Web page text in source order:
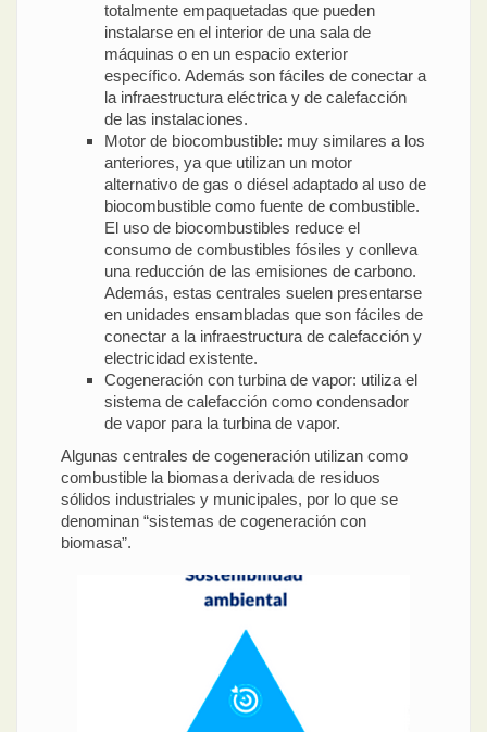
totalmente empaquetadas que pueden
instalarse en el interior de una sala de
máquinas o en un espacio exterior
específico. Además son fáciles de conectar a
la infraestructura eléctrica y de calefacción
de las instalaciones.
Motor de biocombustible: muy similares a los
anteriores, ya que utilizan un motor
alternativo de gas o diésel adaptado al uso de
biocombustible como fuente de combustible.
El uso de biocombustibles reduce el
consumo de combustibles fósiles y conlleva
una reducción de las emisiones de carbono.
Además, estas centrales suelen presentarse
en unidades ensambladas que son fáciles de
conectar a la infraestructura de calefacción y
electricidad existente.
Cogeneración con turbina de vapor: utiliza el
sistema de calefacción como condensador
de vapor para la turbina de vapor.
Algunas centrales de cogeneración utilizan como
combustible la biomasa derivada de residuos
sólidos industriales y municipales, por lo que se
denominan “sistemas de cogeneración con
biomasa”.